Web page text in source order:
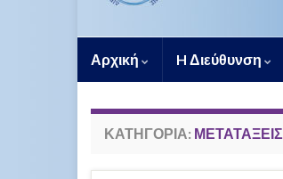
Αρχική H Διεύθυνση
ΚΑΤΗΓΟΡΊΑ: ΜΕΤΑΤΆΞΕΙΣ